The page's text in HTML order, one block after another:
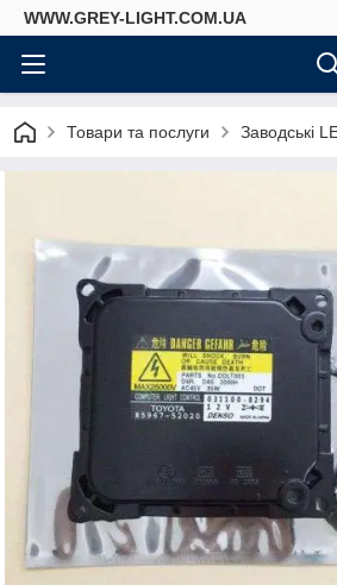
WWW.GREY-LIGHT.COM.UA
Товари та послуги Заводські